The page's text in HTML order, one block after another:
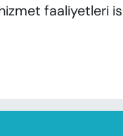
faaliyetleri